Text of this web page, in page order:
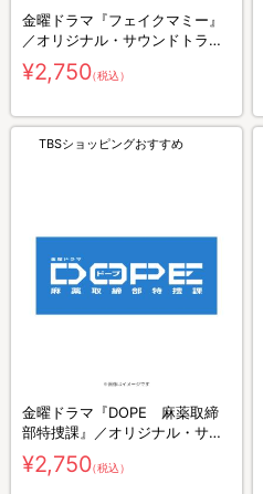
金曜ドラマ『フェイクマミー』
／オリジナル・サウンドトラッ
ク／CD
¥2,750（税込）
TBSショッピングおすすめ
金曜ドラマ『DOPE 麻薬取締
部特捜課』／オリジナル・サウ
ンドトラック／CD
¥2,750（税込）